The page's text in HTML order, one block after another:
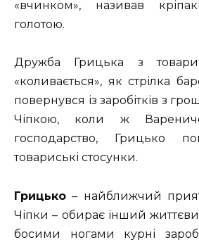
«вчинком», називав
голотою.
Дружба Грицька з
«коливається», як стрілка
повернувся із заробітків з
Чіпкою, коли ж
господарство, Грицько
товариські стосунки.
Грицько – найближчий
Чіпки – обирає інший
босими ногами курні